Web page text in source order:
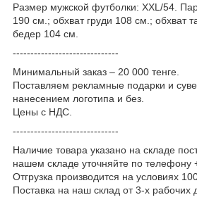
Размер мужской футболки: XXL/54.
190 см.; обхват груди 108 см.; обхват
бедер 104 см.
------------------------------
Минимальный заказ – 20 000 тенге.
Поставляем рекламные подарки и
нанесением логотипа и без.
Цены с НДС.
------------------------------
Наличие товара указано на складе
нашем складе уточняйте по телефону
Отгрузка производится на условиях
Поставка на наш склад от 3-x рабочих